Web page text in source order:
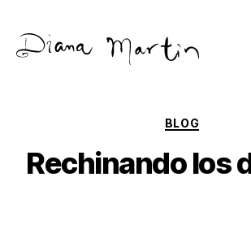
Categorías
BLOG
Rechinando los